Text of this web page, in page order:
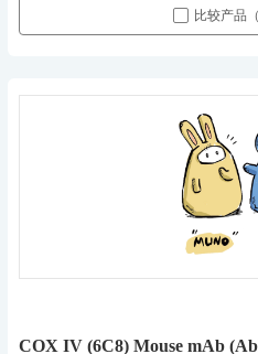
比较产品
COX IV (6C8) Mouse mAb